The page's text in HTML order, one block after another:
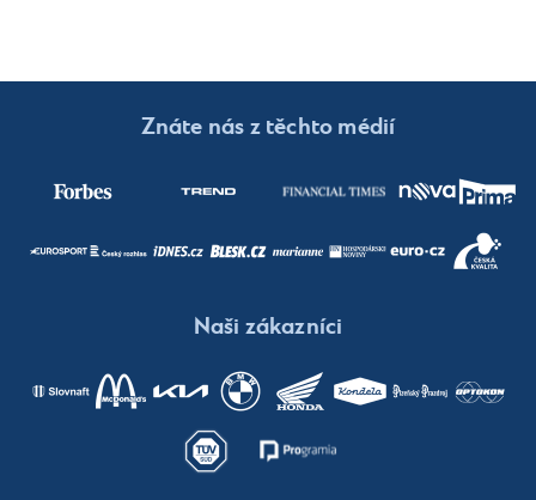
Znáte nás z těchto médií
Naši zákazníci